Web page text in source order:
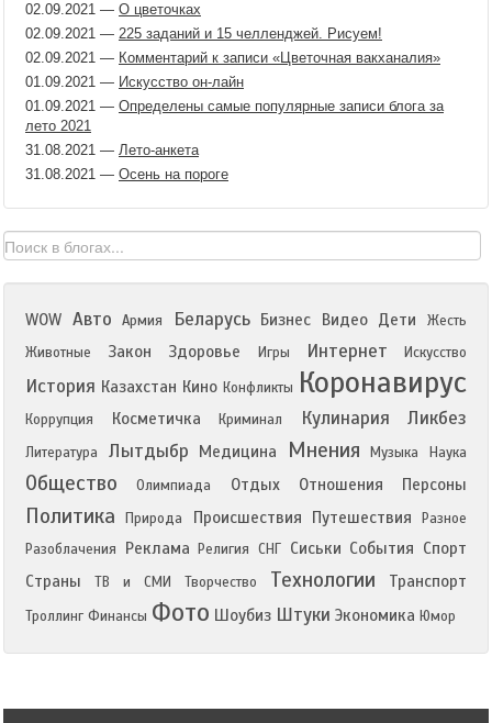
02.09.2021 — О цветочках
02.09.2021 — 225 заданий и 15 челленджей. Рисуем!
02.09.2021 — Комментарий к записи «Цветочная вакханалия»
01.09.2021 — Искусство он-лайн
01.09.2021 — Определены самые популярные записи блога за
лето 2021
31.08.2021 — Лето-анкета
31.08.2021 — Осень на пороге
WOW Авто Армия Беларусь Бизнес Видео Дети
Жесть
Животные
Закон Здоровье Игры Интернет Искусство
История Казахстан Кино Конфликты Коронавирус
Коррупция Косметичка Криминал Кулинария Ликбез
Литература Лытдыбр Медицина Мнения Музыка Наука
Общество Олимпиада Отдых Отношения Персоны
Политика Природа Происшествия Путешествия
Разное
Разоблачения
Реклама Религия СНГ Сиськи События Спорт
Страны
ТВ и СМИ Творчество Технологии Транспорт
Троллинг Финансы Фото Шоубиз Штуки Экономика Юмор